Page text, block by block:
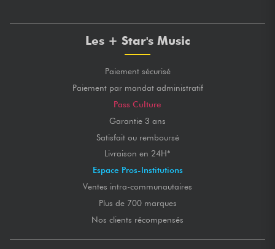
Les + Star's Music
Paiement sécurisé
Paiement par mandat administratif
Pass Culture
Garantie 3 ans
Satisfait ou remboursé
Livraison en 24H*
Espace Pros-Institutions
Ventes intra-communautaires
Plus de 700 marques
Nos clients récompensés